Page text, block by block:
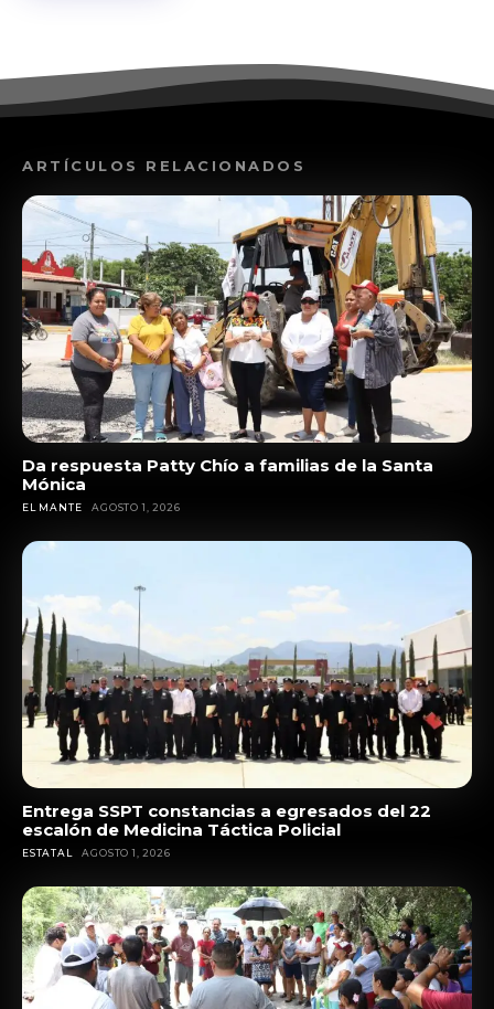
ARTÍCULOS RELACIONADOS
Da respuesta Patty Chío a familias de la Santa
Mónica
EL MANTE AGOSTO 1, 2026
Entrega SSPT constancias a egresados del 22
escalón de Medicina Táctica Policial
ESTATAL AGOSTO 1, 2026